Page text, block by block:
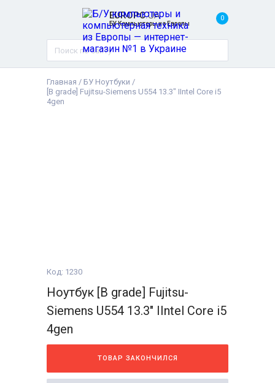
EUROPC.UA
БУ Компьютеры из Европы
0
Главная / БУ Ноутбуки /
[B grade] Fujitsu-Siemens U554 13.3" IIntel Core i5
4gen
Код: 1230
Ноутбук [B grade] Fujitsu-
Siemens U554 13.3" IIntel Core i5
4gen
ТОВАР ЗАКОНЧИЛСЯ